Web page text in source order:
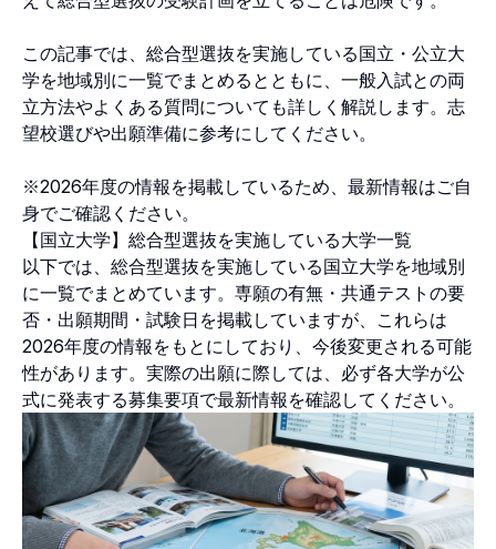
この記事では、総合型選抜を実施している国立・公立大
学を地域別に一覧でまとめるとともに、一般入試との両
立方法やよくある質問についても詳しく解説します。志
望校選びや出願準備に参考にしてください。
※2026年度の情報を掲載しているため、最新情報はご自
身でご確認ください。
【国立大学】総合型選抜を実施している大学一覧
以下では、総合型選抜を実施している国立大学を地域別
に一覧でまとめています。専願の有無・共通テストの要
否・出願期間・試験日を掲載していますが、これらは
2026年度の情報をもとにしており、今後変更される可能
性があります。実際の出願に際しては、必ず各大学が公
式に発表する募集要項で最新情報を確認してください。